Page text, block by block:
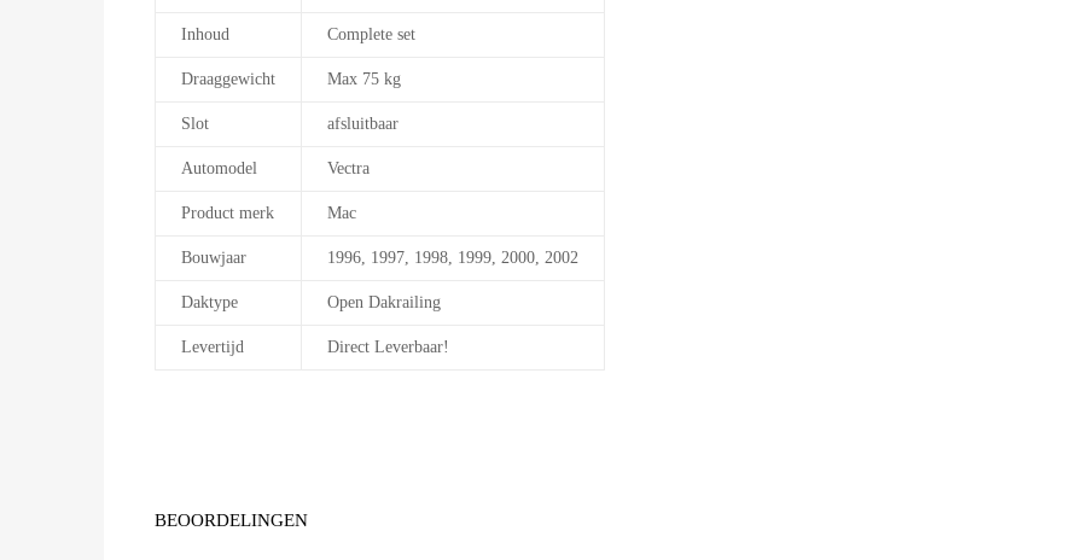
Inhoud Complete set
Draaggewicht Max 75 kg
Slot afsluitbaar
Automodel Vectra
Product merk Mac
Bouwjaar 1996, 1997, 1998, 1999, 2000, 2002
Daktype Open Dakrailing
Levertijd Direct Leverbaar!
BEOORDELINGEN